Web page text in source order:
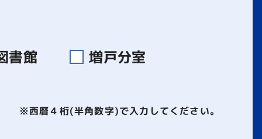
書館 増戸分室
※西暦４桁(半角数字)で入力してください。